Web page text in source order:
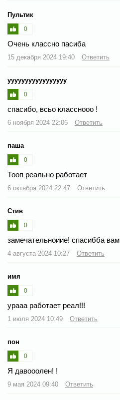
Пультик
0
Очень классно пасиба
15 декабря 2024 19:40 Ответить
ууууууууууууууууу
0
спасибо, всьо класснооо !
6 ноября 2024 22:06 Ответить
паша
0
Тооп реально работает
6 октября 2024 22:47 Ответить
Стив
0
замечательноиие! спасибба вам
4 августа 2024 10:27 Ответить
имя
0
урааа работает реал!!!
1 июля 2024 10:49 Ответить
пон
0
Я давооолен! !
9 мая 2024 09:40 Ответить